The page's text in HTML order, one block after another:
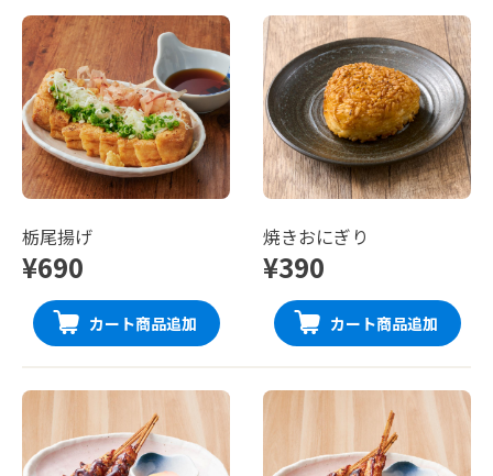
栃尾揚げ
¥690
カート商品追加
焼きおにぎり
¥390
カート商品追加